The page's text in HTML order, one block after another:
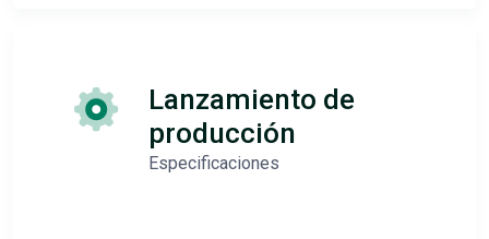
Lanzamiento de
producción
Especificaciones